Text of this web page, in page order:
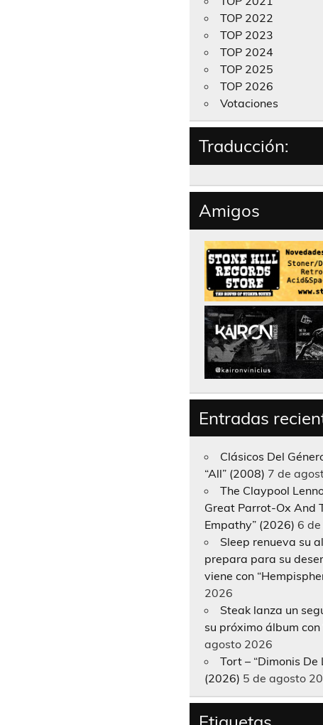
TOP 2022
TOP 2023
TOP 2024
TOP 2025
TOP 2026
Votaciones
Traducción:
Amigos
Entradas
Clásicos Del
“All” (2008) 7 de
The Claypool
Great Parrot-Ox And
Empathy” (2026) 6
Sleep renueva su
prepara para su
viene con
2026
Steak lanza un
su próximo álbum con
agosto 2026
Tort – “Dimonis
(2026) 5 de agosto